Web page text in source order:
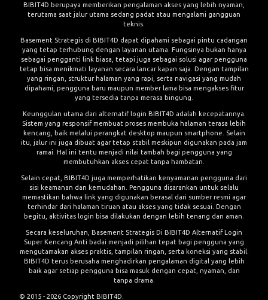
BIBIT4D berupaya memberikan pengalaman akses yang lebih nyaman,
terutama saat jalur utama sedang padat atau mengalami gangguan
teknis.
Basement Strategis di BIBIT4D dapat dipahami sebagai pintu cadangan
yang tetap terhubung dengan layanan utama. Fungsinya bukan hanya
sebagai pengganti link biasa, tetapi juga sebagai solusi agar pengguna
tetap bisa menikmati layanan secara lancar kapan saja. Dengan tampilan
yang ringan, struktur halaman yang rapi, serta navigasi yang mudah
dipahami, pengguna baru maupun member lama bisa mengakses fitur
yang tersedia tanpa merasa bingung.
Keunggulan utama dari alternatif login BIBIT4D adalah kecepatannya.
Sistem yang responsif membuat proses membuka halaman terasa lebih
kencang, baik melalui perangkat desktop maupun smartphone. Selain
itu, jalur ini juga dibuat agar tetap stabil meskipun digunakan pada jam
ramai. Hal ini tentu menjadi nilai tambah bagi pengguna yang
membutuhkan akses cepat tanpa hambatan.
Selain cepat, BIBIT4D juga memperhatikan kenyamanan pengguna dari
sisi keamanan dan kemudahan. Pengguna disarankan untuk selalu
memastikan bahwa link yang digunakan berasal dari sumber resmi agar
terhindar dari halaman tiruan atau akses yang tidak sesuai. Dengan
begitu, aktivitas login bisa dilakukan dengan lebih tenang dan aman.
Secara keseluruhan, Basement Strategis Di BIBIT4D Alternatif Login
Super Kencang Anti badai menjadi pilihan tepat bagi pengguna yang
mengutamakan akses praktis, tampilan ringan, serta koneksi yang stabil.
BIBIT4D terus berusaha menghadirkan pengalaman digital yang lebih
baik agar setiap pengguna bisa masuk dengan cepat, nyaman, dan
tanpa drama.
© 2015 - 2026 Copyright BIBIT4D.